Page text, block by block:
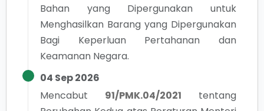
Bahan yang Dipergunakan untuk
Menghasilkan Barang yang Dipergunakan
Bagi Keperluan Pertahanan dan
Keamanan Negara.
04 Sep 2026
Mencabut
91/PMK.04/2021
tentang